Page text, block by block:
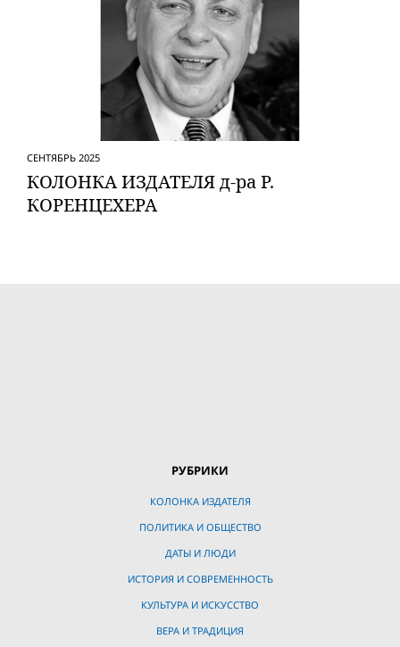
СЕНТЯБРЬ 2025
КОЛОНКА ИЗДАТЕЛЯ д-ра Р.
КОРЕНЦЕХЕРА
РУБРИКИ
КОЛОНКА ИЗДАТЕЛЯ
ПОЛИТИКА И ОБЩЕСТВО
ДАТЫ И ЛЮДИ
ИСТОРИЯ И СОВРЕМЕННОСТЬ
КУЛЬТУРА И ИСКУССТВО
ВЕРА И ТРАДИЦИЯ